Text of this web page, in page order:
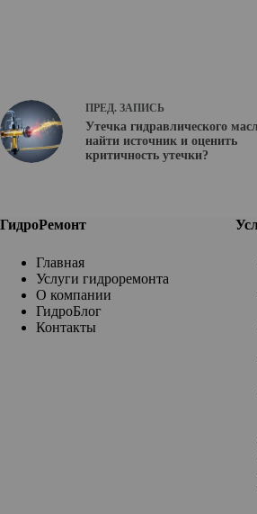
ПРЕД. ЗАПИСЬ
Утечка гидравлического
найти источник и оценить
критичность утечки?
ГидроРемонт
Главная
Услуги гидроремонта
О компании
ГидроБлог
Контакты